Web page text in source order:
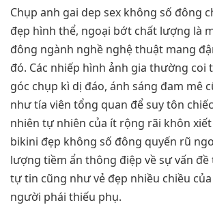
Chụp anh gai dep sex không số đông
đẹp hình thể, ngoại bớt chất lượng là
đông ngành nghề nghệ thuật mang
đó. Các nhiếp hình ảnh gia thường coi
góc chụp kì dị đáo, ánh sáng đam mê
như tía viên tổng quan để suy tôn
nhiên tự nhiên của ít rộng rãi khôn xiết
bikini đẹp không số đông quyến rũ
lượng tiềm ẩn thông điệp về sự vấn
tự tin cũng như vẻ đẹp nhiều chiều
người phái thiếu phụ.